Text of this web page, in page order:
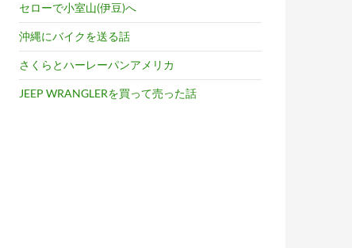
セローで小室山(伊豆)へ
沖縄にバイクを送る話
さくらとハーレーパンアメリカ
JEEP WRANGLERを買って売った話